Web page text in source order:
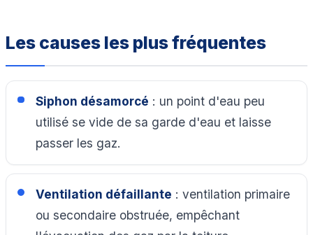
Les causes les plus fréquentes
Siphon désamorcé : un point d'eau peu
utilisé se vide de sa garde d'eau et laisse
passer les gaz.
Ventilation défaillante : ventilation primaire
ou secondaire obstruée, empêchant